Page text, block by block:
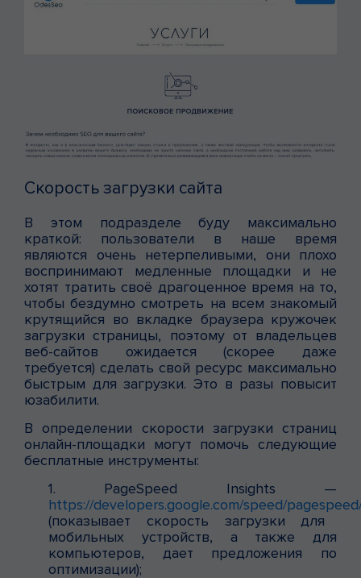
Скорость загрузки сайта
В этом подразделе буду максимально
краткой: пользователи в наше время
являются очень нетерпеливыми, они плохо
воспринимают медленные площадки и не
хотят тратить своё драгоценное время на то,
чтобы бездумно смотреть на всем знакомый
крутящийся во вкладке браузера кружочек
загрузки страницы, поэтому от владельцев
веб-сайтов ожидается (скорее даже
требуется) сделать свой ресурс максимально
быстрым для загрузки. Это в разы повысит
юзабилити.
В определении скорости загрузки страниц
онлайн-площадки могут помочь следующие
бесплатные инструменты:
1. PageSpeed Insights —
https://developers.google.com/speed/
(показывает скорость загрузки для
мобильных устройств, а также для
компьютеров, дает предложения по
оптимизации);